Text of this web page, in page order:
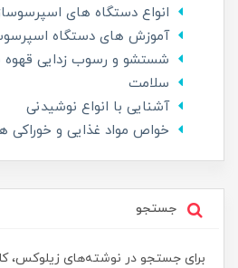
انواع دستگاه های
آموزش های دستگاه
شستشو و رسوب زدایی قهوه
سلامت
آشنایی با انواع نوشیدنی
خواص مواد غذایی و خوراکی
جستجو
برای جستجو در نوشته‌های زیلوکس،